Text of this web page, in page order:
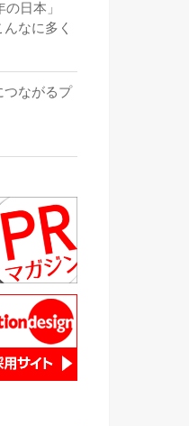
の日本」
なに多く
つながるプ